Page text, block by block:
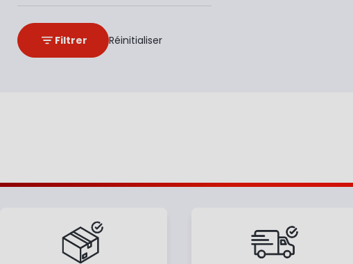
Filtrer Réinitialiser